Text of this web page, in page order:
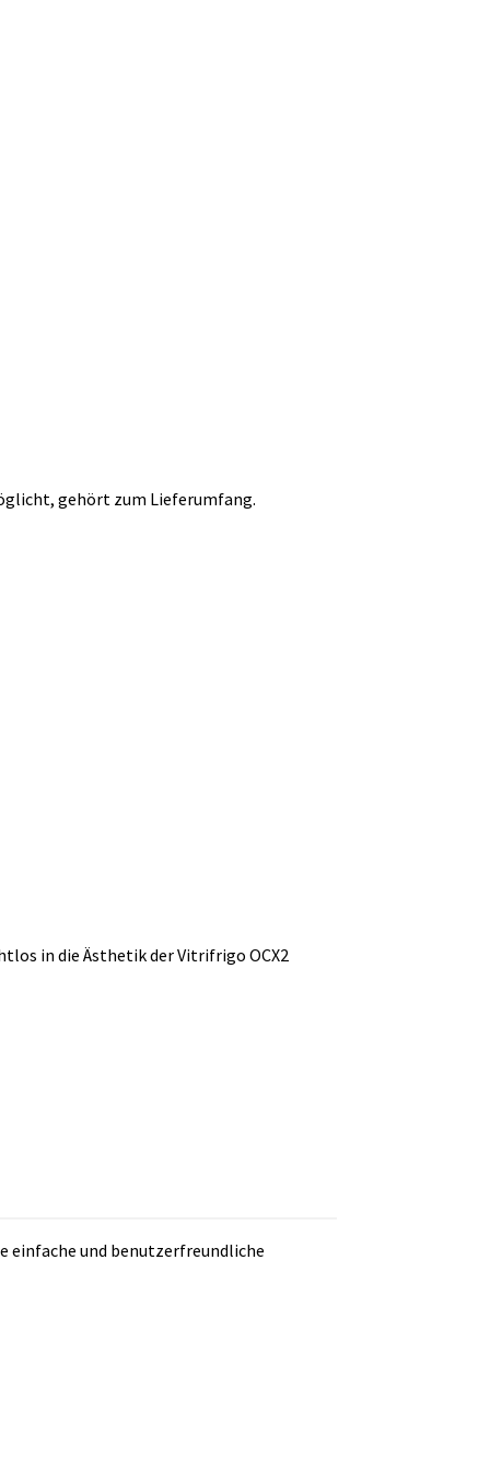
gehört zum Lieferumfang.
in die Ästhetik der Vitrifrigo OCX2
einfache und benutzerfreundliche